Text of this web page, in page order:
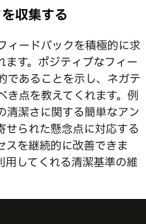
収集する
ィードバックを積極的に求
ます。ポジティブなフィー
であることを示し、ネガテ
き点を教えてくれます。例
清潔さに関する簡単なアン
せられた懸念点に対応する
スを継続的に改善できま
用してくれる清潔基準の維